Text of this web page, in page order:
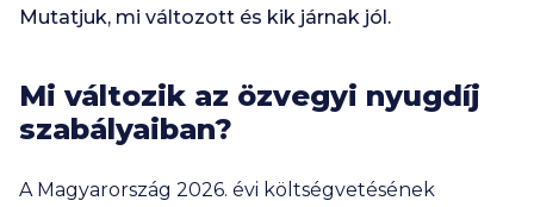
Mutatjuk, mi változott és kik járnak jól.
Mi változik az özvegyi nyugdíj
szabályaiban?
A Magyarország 2026. évi költségvetésének